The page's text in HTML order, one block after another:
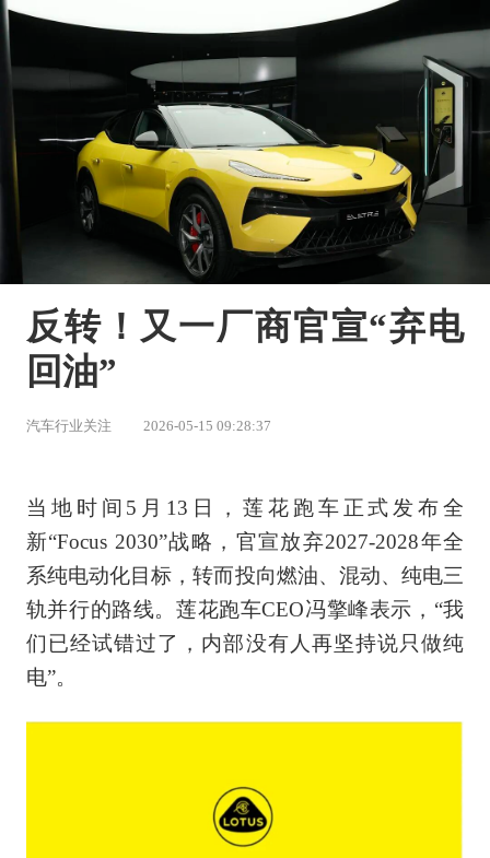
反转！又一厂商官宣“弃电
回油”
汽车行业关注 2026-05-15 09:28:37
当地时间5月13日，莲花跑车正式发布全
新“Focus 2030”战略，官宣放弃2027-2028年全
系纯电动化目标，转而投向燃油、混动、纯电三
轨并行的路线。莲花跑车CEO冯擎峰表示，“我
们已经试错过了，内部没有人再坚持说只做纯
电”。